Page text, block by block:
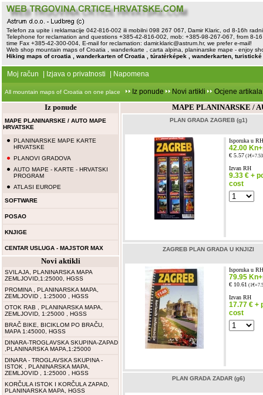
Telefon za upite i reklamacije 042-816-002 ili mobilni 098 267 067, Damir Klaric, od 8-16h
Telephone for reclamation and questions +385-42-816-002, mob: +385-98-267-067, from 8-
time Fax +385-42-300-004, E-mail for reclamation: damir.klaric@astrum.hr, we prefer e-mail!
Web shop mountain maps of Croatia , wanderkarte , carta alpina, planinarske mape - enjoy
Hiking maps of croatia , wanderkarten of Croatia , túratérképek , wanderkarten, turistické
Moj račun Izjava o privatnosti Napomena
All mountain maps of Croatia on one place Iz ponude Novi artikli Ocjene artikala
Iz ponude
MAPE PLANINARSKE / AUTO MAPE
HRVATSKE
PLANINARSKE MAPE KARTE
HRVATSKE
PLANOVI GRADOVA
AUTO MAPE - KARTE - HRVATSKI
PROGRAM
ATLASI EUROPE
SOFTWARE
POSAO
KNJIGE
CENTAR USLUGA - MAJSTOR MAX
Novi aktikli
SVILAJA, PLANINARSKA MAPA
ZEMLJOVID,1:25000, HGSS
PROMINA , PLANINARSKA MAPA,
ZEMLJOVID , 1:25000 , HGSS
OTOK RAB , PLANINARSKA MAPA,
ZEMLJOVID, 1:25000 , HGSS
BRAČ BIKE, BICIKLOM PO BRAČU,
MAPA 1:45000, HGSS
DINARA-TROGLAVSKA SKUPINA-ZAPAD
,PLANINARSKA MAPA,1:25000
DINARA - TROGLAVSKA SKUPINA -
ISTOK , PLANINARSKA MAPA,
ZEMLJOVID , 1:25000 , HGSS
KORČULA ISTOK I KORČULA ZAPAD,
PLANINARSKA MAPA, HGSS
MAPE PLANINARSKE /
PLAN GRADA ZAGREB (g1)
Isporuka u RH
42.00
€ 5.57
Izvan RH
9.33 € +
cost
ZAGREB PLAN GRADA U KNJIZI
Isporuka u RH
79.95
€ 10.61
Izvan RH
17.77 € +
cost
PLAN GRADA ZADAR (g6)